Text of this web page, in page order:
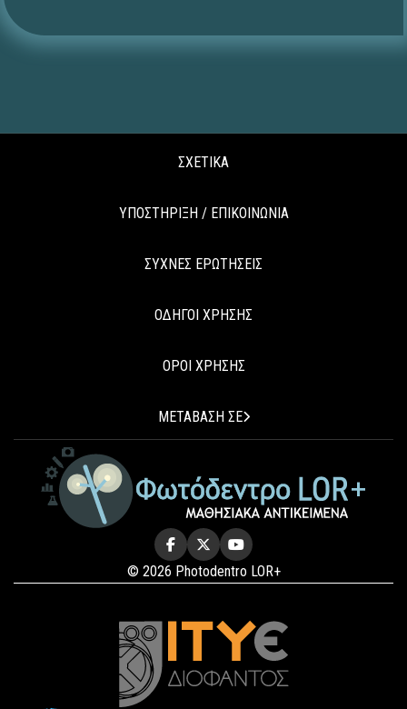
ΣΧΕΤΙΚΑ
ΥΠΟΣΤΗΡΙΞΗ / ΕΠΙΚΟΙΝΩΝΙΑ
ΣΥΧΝΕΣ ΕΡΩΤΗΣΕΙΣ
ΟΔΗΓΟΙ ΧΡΗΣΗΣ
ΟΡΟΙ ΧΡΗΣΗΣ
ΜΕΤΑΒΑΣΗ ΣΕ
© 2026 Photodentro LOR+